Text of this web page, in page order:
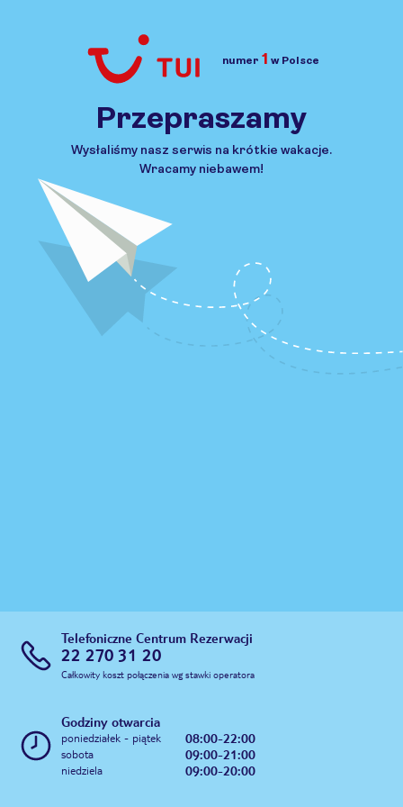
Przejdź do TUI.pl
numer 1 w Polsce
Przepraszamy
Wysłaliśmy nasz serwis na krótkie wakacje.
Wracamy niebawem!
Telefoniczne Centrum Rezerwacji
22 270 31 20
Całkowity koszt połączenia wg stawki operatora
Godziny otwarcia
poniedziałek - piątek 08:00-22:00
sobota 09:00-21:00
niedziela 09:00-20:00